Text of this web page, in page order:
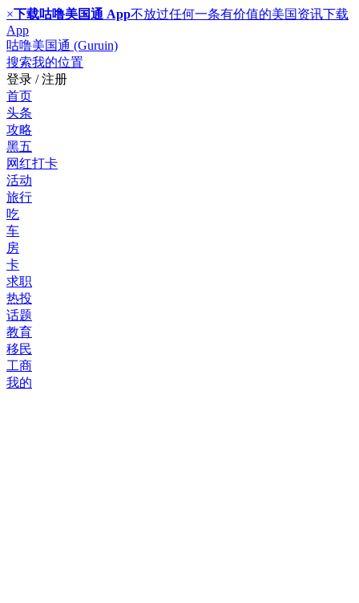
×下载咕噜美国通 App不放过任何一条有价值的美国资讯下载
App
咕噜美国通 (Guruin)
搜索我的位置
登录 / 注册
首页
头条
攻略
黑五
网红打卡
活动
旅行
吃
车
房
卡
求职
热投
话题
教育
移民
工商
我的